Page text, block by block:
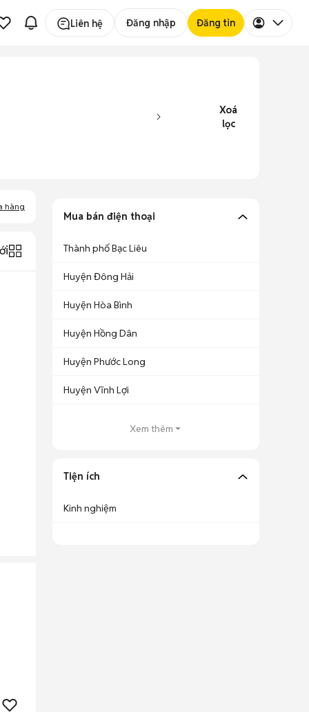
Liên hệ Đăng nhập Đăng tin
Xoá
lọc
hàng
Mua bán điện thoại
Thành phố Bạc Liêu
Huyện Đông Hải
Huyện Hòa Bình
Huyện Hồng Dân
Huyện Phước Long
Huyện Vĩnh Lợi
Xem thêm
Tiện ích
Kinh nghiệm